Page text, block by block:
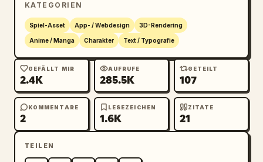
Anime-Spielästhetik, die beruhigend,
herzerwärmend und auf eine erwachsene Art
glamourös wirkt.
KATEGORIEN
Spiel-Asset App- / Webdesign 3D-Rendering
Anime / Manga Charakter Text / Typografie
GEFÄLLT MIR
2.4K
AUFRUFE
285.5K
GETEILT
107
KOMMENTARE
2
LESEZEICHEN
1.6K
ZITATE
21
TEILEN